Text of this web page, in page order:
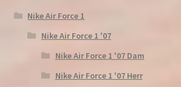
Nike Air Force 1
Nike Air Force 1 '07
Nike Air Force 1 '07 Dam
Nike Air Force 1 '07 Herr